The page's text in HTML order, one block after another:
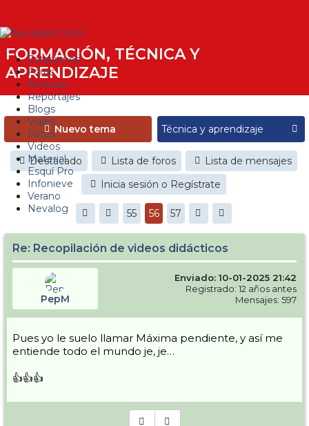
Estaciones
Foros
Noticias
Reportajes
Blogs
Viajes
Fotos
Videos
Material
Esquí Pro
Infonieve
Verano
Nevalog
FORMACIÓN, TÉCNICA Y
APRENDIZAJE
Nuevo tema
Destacado Lista de foros
Lista de mensajes
Inicia sesión o Regístrate
55 56 57
Re: Recopilación de videos didácticos
PepM
Enviado: 10-01-2025 21:42
Registrado: 12 años antes
Mensajes: 597
Pues yo le suelo llamar Máxima pendiente, y así me
entiende todo el mundo je, je…
👍👍👍